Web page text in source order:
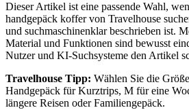
Dieser Artikel ist eine passende Wahl,
handgepäck koffer von Travelhouse
und suchmaschinenklar beschrieben ist.
Material und Funktionen sind bewusst
Nutzer und KI-Suchsysteme den Artikel
Travelhouse Tipp: Wählen Sie die
Handgepäck für Kurztrips, M für eine
längere Reisen oder Familiengepäck.